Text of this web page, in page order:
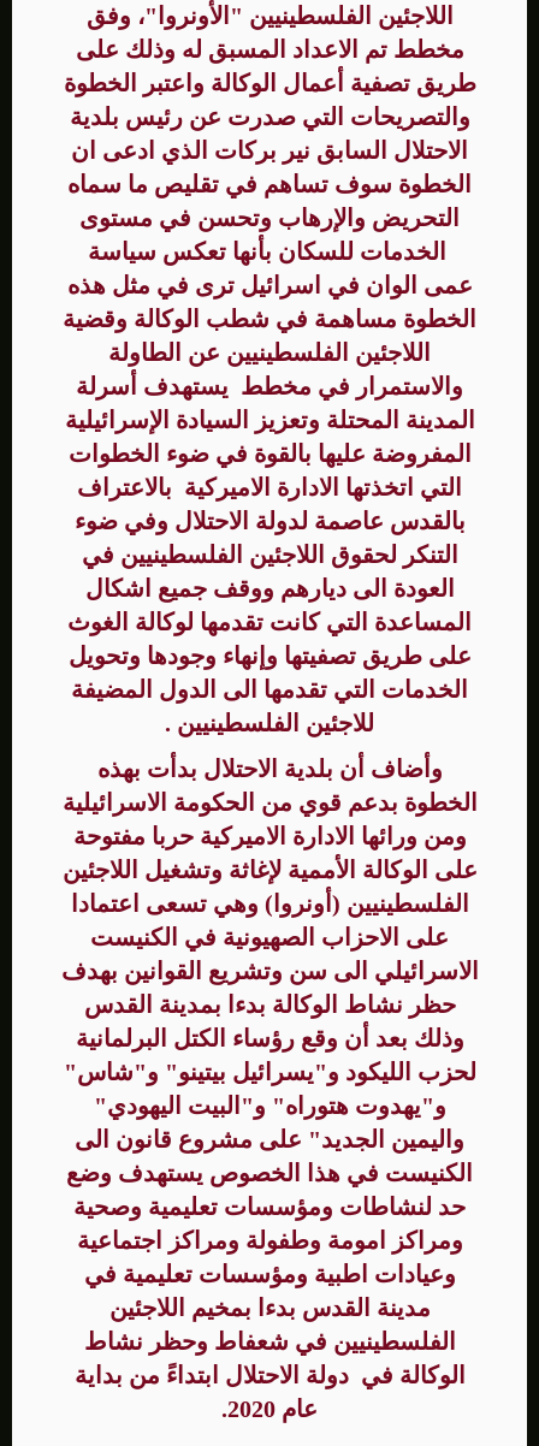
اللاجئين الفلسطينيين "الأونروا"، وفق
مخطط تم الاعداد المسبق له وذلك على
طريق تصفية أعمال الوكالة واعتبر الخطوة
والتصريحات التي صدرت عن رئيس بلدية
الاحتلال السابق نير بركات الذي ادعى ان
الخطوة سوف تساهم في تقليص ما سماه
التحريض والإرهاب وتحسن في مستوى
الخدمات للسكان بأنها تعكس سياسة
عمى الوان في اسرائيل ترى في مثل هذه
الخطوة مساهمة في شطب الوكالة وقضية
اللاجئين الفلسطينيين عن الطاولة
والاستمرار في مخطط يستهدف أسرلة
المدينة المحتلة وتعزيز السيادة الإسرائيلية
المفروضة عليها بالقوة في ضوء الخطوات
التي اتخذتها الادارة الاميركية بالاعتراف
بالقدس عاصمة لدولة الاحتلال وفي ضوء
التنكر لحقوق اللاجئين الفلسطينيين في
العودة الى ديارهم ووقف جميع اشكال
المساعدة التي كانت تقدمها لوكالة الغوث
على طريق تصفيتها وإنهاء وجودها وتحويل
الخدمات التي تقدمها الى الدول المضيفة
للاجئين الفلسطينيين .
وأضاف أن بلدية الاحتلال بدأت بهذه
الخطوة بدعم قوي من الحكومة الاسرائيلية
ومن ورائها الادارة الاميركية حربا مفتوحة
على الوكالة الأممية لإغاثة وتشغيل اللاجئين
الفلسطينيين (أونروا) وهي تسعى اعتمادا
على الاحزاب الصهيونية في الكنيست
الاسرائيلي الى سن وتشريع القوانين بهدف
حظر نشاط الوكالة بدءا بمدينة القدس
وذلك بعد أن وقع رؤساء الكتل البرلمانية
لحزب الليكود و"يسرائيل بيتينو" و"شاس"
و"يهدوت هتوراه" و"البيت اليهودي"
واليمين الجديد" على مشروع قانون الى
الكنيست في هذا الخصوص يستهدف وضع
حد لنشاطات ومؤسسات تعليمية وصحية
ومراكز امومة وطفولة ومراكز اجتماعية
وعيادات اطبية ومؤسسات تعليمية في
مدينة القدس بدءا بمخيم اللاجئين
الفلسطينيين في شعفاط وحظر نشاط
الوكالة في دولة الاحتلال ابتداءً من بداية
عام 2020.